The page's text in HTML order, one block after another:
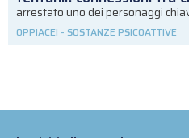
arrestato uno dei personaggi
OPPIACEI - SOSTANZE PSICOATTIVE